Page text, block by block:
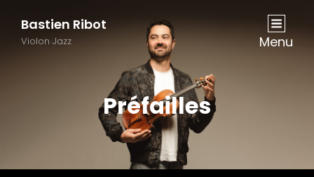
Bastien Ribot
Violon Jazz Menu
Préfailles